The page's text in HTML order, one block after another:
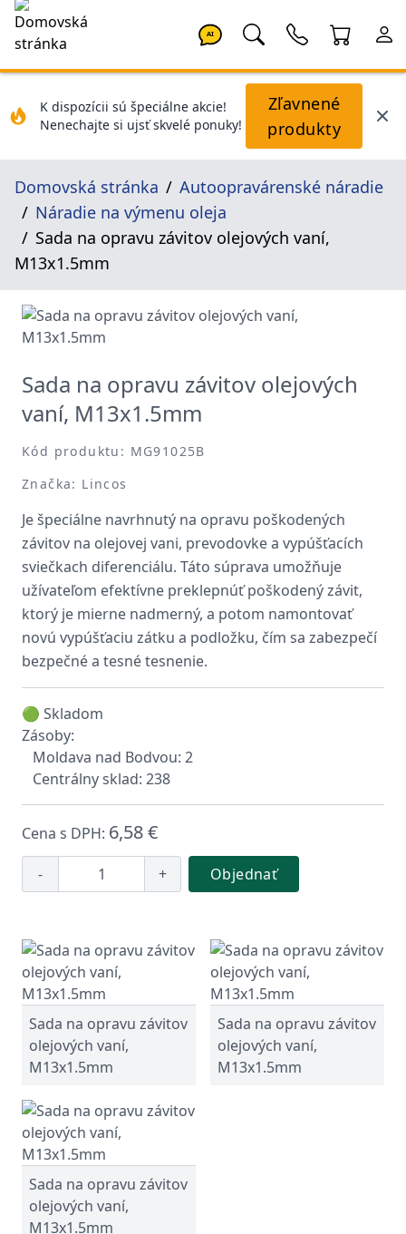
AI
K dispozícii sú špeciálne akcie!
Nenechajte si ujsť skvelé ponuky!
Zľavnené
produkty
Domovská stránka
Autoopravárenské náradie
Náradie na výmenu oleja
Sada na opravu závitov olejových vaní,
M13x1.5mm
Sada na opravu závitov olejových
vaní, M13x1.5mm
Kód produktu: MG91025B
Značka: Lincos
Je špeciálne navrhnutý na opravu poškodených
závitov na olejovej vani, prevodovke a vypúšťacích
sviečkach diferenciálu. Táto súprava umožňuje
užívateľom efektívne preklepnúť poškodený závit,
ktorý je mierne nadmerný, a potom namontovať
novú vypúšťaciu zátku a podložku, čím sa zabezpečí
bezpečné a tesné tesnenie.
🟢 Skladom
Zásoby:
Moldava nad Bodvou: 2
Centrálny sklad: 238
Cena s DPH: 6,58 €
- + Objednať
Sada na opravu závitov
olejových vaní,
M13x1.5mm
Sada na opravu závitov
olejových vaní,
M13x1.5mm
Sada na opravu závitov
olejových vaní,
M13x1.5mm